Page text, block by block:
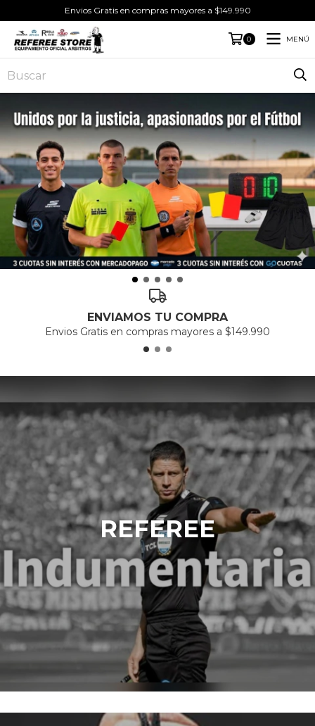
Envios Gratis en compras mayores a $149.990
0 MENÚ
ENVIAMOS TU COMPRA
Envios Gratis en compras mayores a $149.990
REFEREE